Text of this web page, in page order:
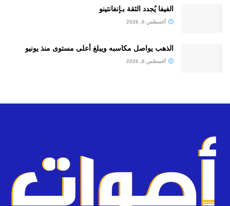
الفيفا يُجدد الثقة بـإنفانتينو
أغسطس 6, 2026
الذهب يواصل مكاسبه ويبلغ أعلى مستوى منذ يونيو
أغسطس 6, 2026